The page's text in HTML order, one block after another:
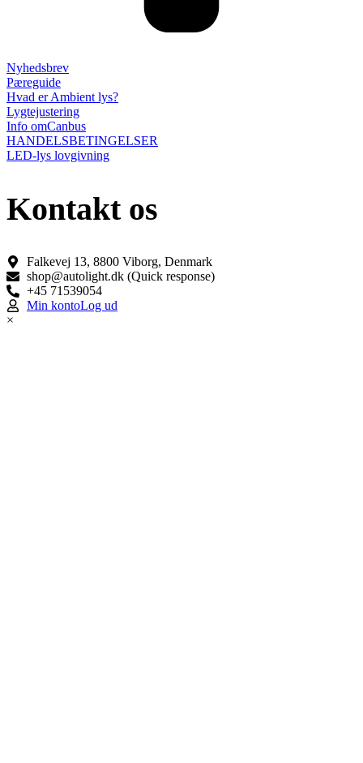
Nyhedsbrev
Pæreguide
Hvad er Ambient lys?
Lygtejustering
Info omCanbus
HANDELSBETINGELSER
LED-lys lovgivning
Kontakt os
Falkevej 13, 8800 Viborg, Denmark
shop@autolight.dk (Quick response)
+45 71539054
Min kontoLog ud
×